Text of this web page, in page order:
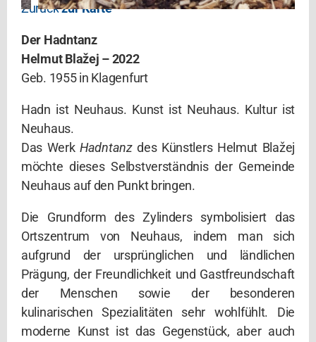
Zurückzur Karte
Der Hadntanz
Helmut Blažej – 2022
Geb. 1955 in Klagenfurt
Hadn ist Neuhaus. Kunst ist Neuhaus. Kultur ist
Neuhaus.
Das WerkHadntanzdes Künstlers Helmut Blažej
möchte dieses Selbstverständnis der Gemeinde
Neuhaus auf den Punkt bringen.
Die Grundform des Zylinders symbolisiert das
Ortszentrum von Neuhaus, indem man sich
aufgrund der ursprünglichen und ländlichen
Prägung, der Freundlichkeit und Gastfreundschaft
der Menschen sowie der besonderen
kulinarischen Spezialitäten sehr wohlfühlt. Die
moderne Kunst ist das Gegenstück, aber auch